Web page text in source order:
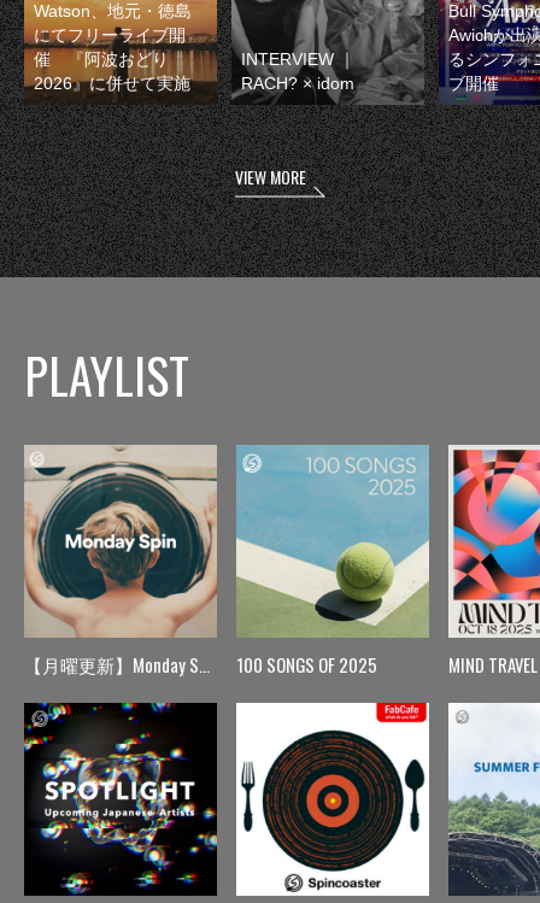
Watson、地元・徳島
にてフリーライブ開
催 『阿波おどり
2026』に併せて実施
INTERVIEW ｜
RACH? × idom
Bull
Awichが出
るシンフォ
ブ開催
VIEW MORE
PLAYLIST
【月曜更新】Monday Spin 100 SONGS OF 2025 MIND TRAVEL